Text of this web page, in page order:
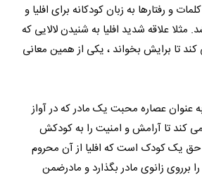
و رفتارها به زبان کودکانه برای افلیا و
علاقه شدید افلیا به شنیدن لالایی که
تا برایش بخواند ، یکی از همین معانی
عنوان عصاره محبت یک مادر که در آواز
می کند تا آرامش و امنیت را به کودکش
حق یک کودک است که افلیا از آن محروم
زانوی مادر بگذارد و مادرضمن